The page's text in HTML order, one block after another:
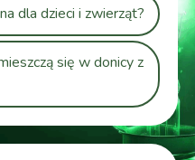
dla dzieci i zwierząt?
się w donicy z